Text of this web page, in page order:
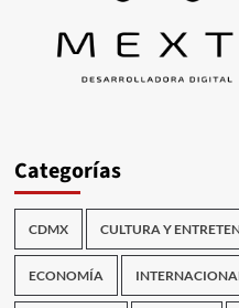
Categorías
CDMX CULTURA Y
ECONOMÍA